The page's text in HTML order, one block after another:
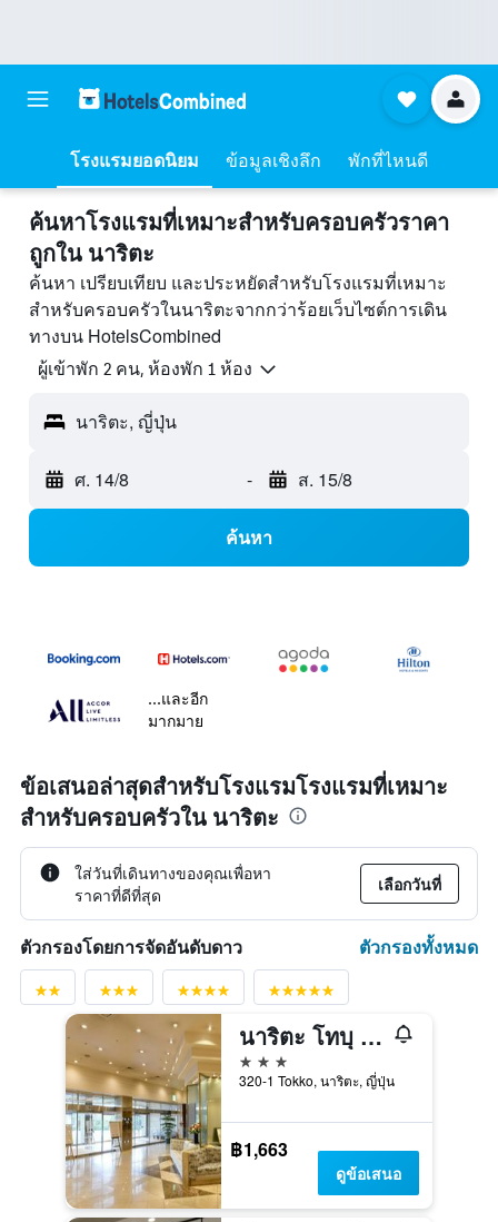
โรงแรมยอดนิยม ข้อมูลเชิงลึก พักที่ไหนดี
ค้นหาโรงแรมที่เหมาะสำหรับครอบครัวราคา
ถูกใน นาริตะ
ค้นหา เปรียบเทียบ และประหยัดสำหรับโรงแรมที่เหมาะ
สำหรับครอบครัวในนาริตะจากกว่าร้อยเว็บไซต์การเดิน
ทางบน HotelsCombined
ผู้เข้าพัก 2 คน, ห้องพัก 1 ห้อง
นาริตะ, ญี่ปุ่น
ศ. 14/8 - ส. 15/8
ค้นหา
...และอีก
มากมาย
ข้อเสนอล่าสุดสำหรับโรงแรมโรงแรมที่เหมาะ
สำหรับครอบครัวใน นาริตะ
ใส่วันที่เดินทางของคุณเพื่อหา
ราคาที่ดีที่สุด
เลือกวันที่
ตัวกรองโดยการจัดอันดับดาว ตัวกรองทั้งหมด
นาริตะ โทบุ โฮเท็ล แอร์พอร์ต
3 ดาว
320-1 Tokko, นาริตะ, ญี่ปุ่น
฿1,663
ดูข้อเสนอ